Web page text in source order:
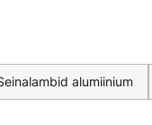
alumiinium